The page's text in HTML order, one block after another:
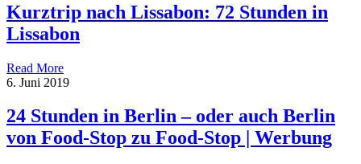
Kurztrip nach Lissabon: 72 Stunden in
Lissabon
Read More
6. Juni 2019
24 Stunden in Berlin – oder auch Berlin
von Food-Stop zu Food-Stop | Werbung